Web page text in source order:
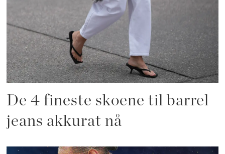
De 4 fineste skoene til barrel
jeans akkurat nå